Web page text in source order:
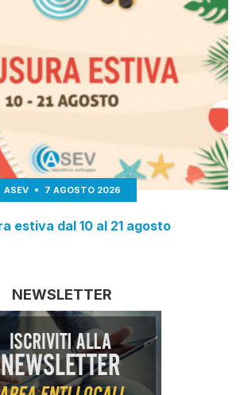
ASEV 7 AGOSTO 2026
estiva dal 10 al 21 agosto
NEWSLETTER